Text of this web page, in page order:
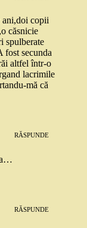
copii
căsnicie
spulberate
fost secunda
altfel într-o
lacrimile
mă că
RĂSPUNDE
RĂSPUNDE